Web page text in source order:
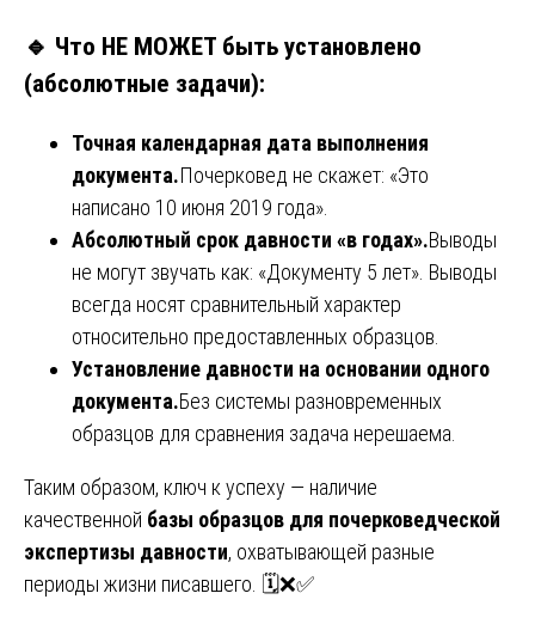
🔹 Что НЕ МОЖЕТ быть установлено
(абсолютные задачи):
Точная календарная дата выполнения
документа.Почерковед не скажет: «Это
написано 10 июня 2019 года».
Абсолютный срок давности «в годах».Выводы
не могут звучать как: «Документу 5 лет». Выводы
всегда носят сравнительный характер
относительно предоставленных образцов.
Установление давности на основании одного
документа.Без системы разновременных
образцов для сравнения задача нерешаема.
Таким образом, ключ к успеху — наличие
качественной базы образцов для почерковедческой
экспертизы давности, охватывающей разные
периоды жизни писавшего. 🗓️❌✅